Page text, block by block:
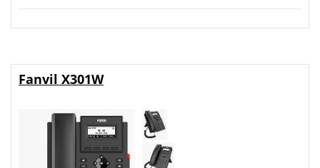
Fanvil X301W